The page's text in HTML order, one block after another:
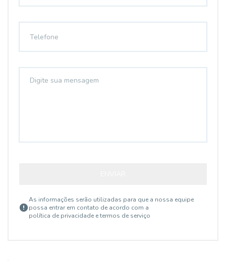
As informações serão utilizadas para que a nossa equipe
possa entrar em contato de acordo com a
política de privacidade e termos de serviço